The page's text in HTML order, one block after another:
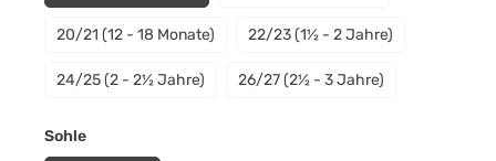
20/21 (12 - 18 Monate) 22/23 (1½ - 2 Jahre)
24/25 (2 - 2½ Jahre) 26/27 (2½ - 3 Jahre)
Sohleauswählen